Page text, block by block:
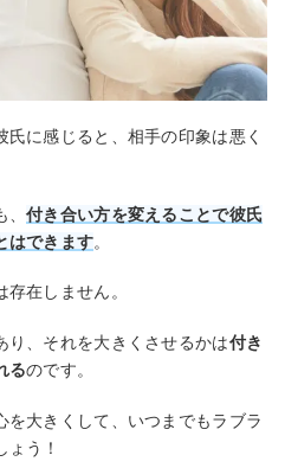
に感じると、相手の印象は悪く
、付き合い方を変えることで彼氏
はできます。
在しません。
り、それを大きくさせるかは付き
るのです。
大きくして、いつまでもラブラ
う！